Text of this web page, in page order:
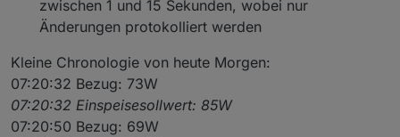
zwischen 1 und 15 Sekunden, wobei nur
Änderungen protokolliert werden
Kleine Chronologie von heute Morgen:
07:20:32 Bezug: 73W
07:20:32 Einspeisesollwert: 85W
07:20:50 Bezug: 69W